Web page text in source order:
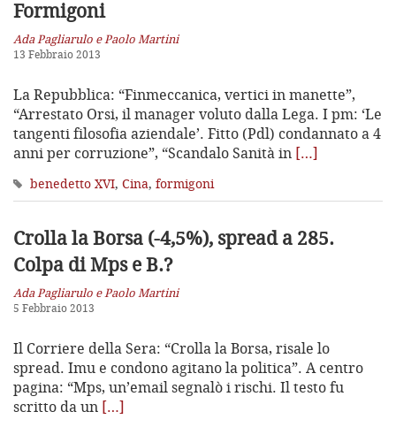
Formigoni
Ada Pagliarulo e Paolo Martini
13 Febbraio 2013
La Repubblica: “Finmeccanica, vertici in manette”,
“Arrestato Orsi, il manager voluto dalla Lega. I pm: ‘Le
tangenti filosofia aziendale’. Fitto (Pdl) condannato a 4
anni per corruzione”, “Scandalo Sanità in […]
benedetto XVI, Cina, formigoni
Crolla la Borsa (-4,5%), spread a 285.
Colpa di Mps e B.?
Ada Pagliarulo e Paolo Martini
5 Febbraio 2013
Il Corriere della Sera: “Crolla la Borsa, risale lo
spread. Imu e condono agitano la politica”. A centro
pagina: “Mps, un’email segnalò i rischi. Il testo fu
scritto da un […]